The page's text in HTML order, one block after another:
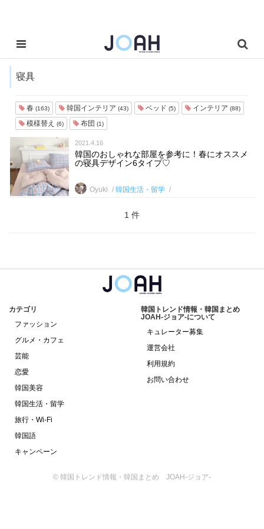
寝具
春 (163) 韓国インテリア (43) ベッド (5) インテリア (88)
模様替え (6) 布団 (1)
2021.4.16
韓国のおしゃれな部屋を参考に！春にオススメ
の寝具デザイン6タイプ♡
Oyuki 韓国生活・留学
1 件
カテゴリ
ファッション
グルメ・カフェ
芸能
恋愛
韓国美容
韓国生活・留学
旅行・Wi-Fi
韓国語
キャンペーン
韓国トレンド情報・韓国まとめ
JOAH-ジョア-について
キュレーター募集
運営会社
利用規約
お問い合わせ
© 韓国トレンド情報・韓国まとめ JOAH-ジョア-